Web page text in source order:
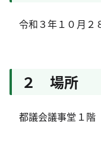
令和３年１０月２
２ 場所
都議会議事堂１